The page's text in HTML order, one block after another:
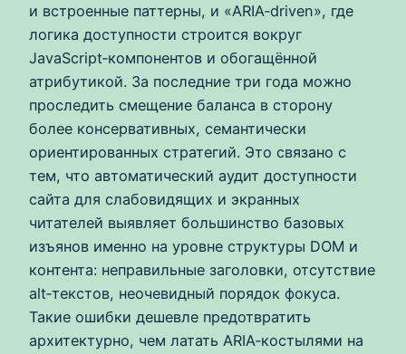
и встроенные паттерны, и «ARIA‑driven», где
логика доступности строится вокруг
JavaScript‑компонентов и обогащённой
атрибутикой. За последние три года можно
проследить смещение баланса в сторону
более консервативных, семантически
ориентированных стратегий. Это связано с
тем, что автоматический аудит доступности
сайта для слабовидящих и экранных
читателей выявляет большинство базовых
изъянов именно на уровне структуры DOM и
контента: неправильные заголовки, отсутствие
alt‑текстов, неочевидный порядок фокуса.
Такие ошибки дешевле предотвратить
архитектурно, чем латать ARIA‑костылями на